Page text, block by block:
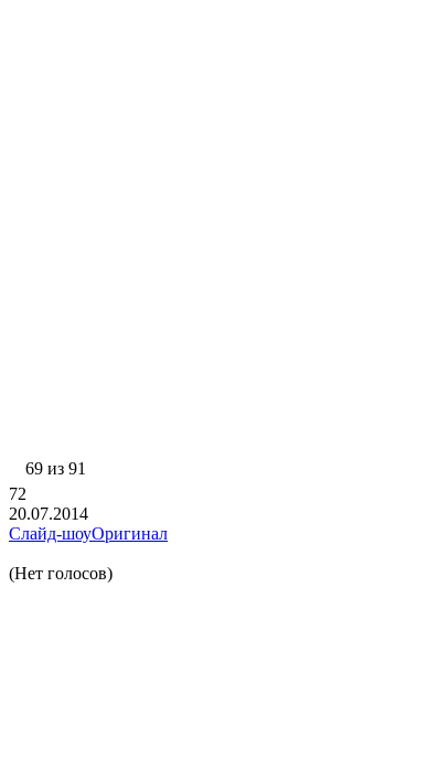
69 из 91
72
20.07.2014
Слайд-шоуОригинал
(Нет голосов)